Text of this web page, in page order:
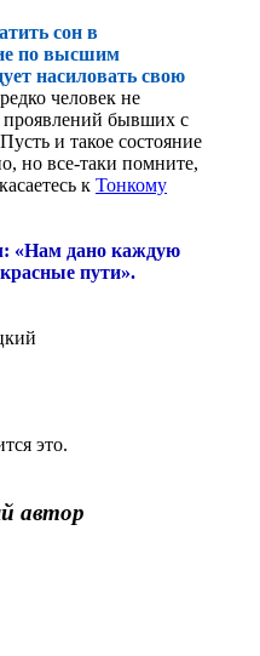
сон в
по высшим
насиловать свою
человек не
проявлений бывших с
и такое состояние
но все-таки помните,
к Тонкому
«Нам дано каждую
пути».
это.
автор